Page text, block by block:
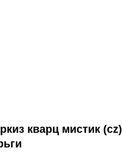
кварц мистик (cz)